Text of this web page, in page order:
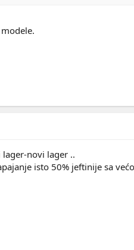
novi lager ..
isto 50% jeftinije sa